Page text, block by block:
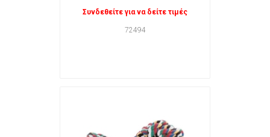
Συνδεθείτε για να δείτε τιμές
72494